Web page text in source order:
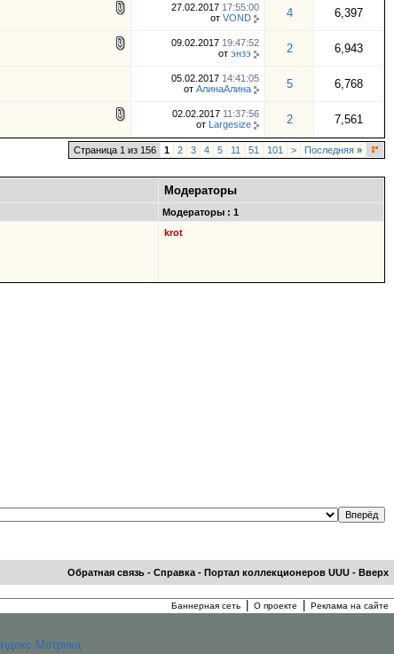
27.02.2017 17:55:00
от VOND 4 6,397
09.02.2017 19:47:52
от энзэ 2 6,943
05.02.2017 14:41:05
от АлинаАлина 5 6,768
02.02.2017 11:37:56
от Largesize 2 7,561
Страница 1 из 156 1 2 3 4 5 11 51 101 > Последняя »
Модераторы
Модераторы : 1
krot
Обратная связь - Справка - Портал коллекционеров UUU - Вверх
Баннерная сеть О проекте Реклама на сайте